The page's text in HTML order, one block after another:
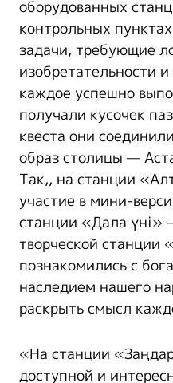
оборудованных
контрольных
задачи, требующие
изобретательности
каждое успешно
получали кусочек
квеста они
образ столицы —
Так,, на станции
участие в мини-
станции «Дала үні»
творческой станции
познакомились с
наследием нашего
раскрыть смысл
«На станции
доступной и